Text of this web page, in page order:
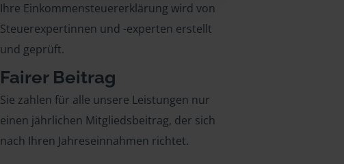
Ihre Einkommensteuererklärung wird von
Steuerexpertinnen und -experten erstellt
und geprüft.
Fairer Beitrag
Sie zahlen für alle unsere Leistungen nur
einen jährlichen Mitgliedsbeitrag, der sich
nach Ihren Jahreseinnahmen richtet.